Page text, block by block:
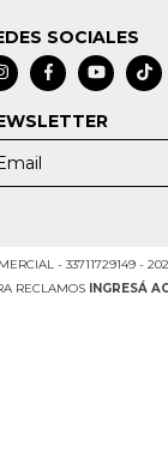
SOCIALES
- 33711729149 -
RECLAMOS INGRESÁ